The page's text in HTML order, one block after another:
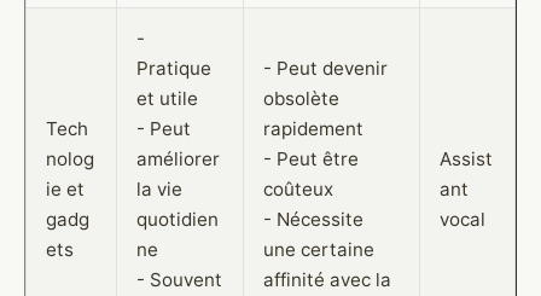
Tech
nolog
ie et
gadg
ets
-
Pratique
et utile
- Peut
améliorer
la vie
quotidien
ne
- Souvent
- Peut devenir
obsolète
rapidement
- Peut être
coûteux
- Nécessite
une certaine
affinité avec la
Assist
ant
vocal